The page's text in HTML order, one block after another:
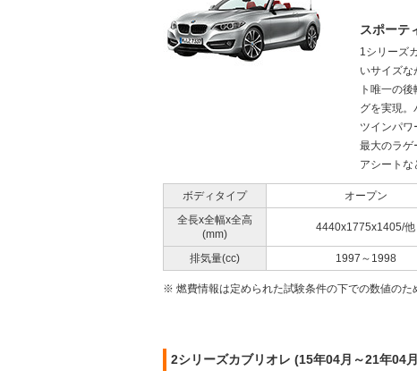
スポーテ
1シリーズ
いサイズな
ト唯一の
グを実現
ツインパ
最大のラゲ
アシートな
ボディタイプ オープン
全長x全幅x全高
(mm)
4440x1775x1405/他
排気量(cc) 1997～1998
※ 燃費情報は定められた試験条件の下での数値のた
2シリーズカブリオレ (15年04月～21年04